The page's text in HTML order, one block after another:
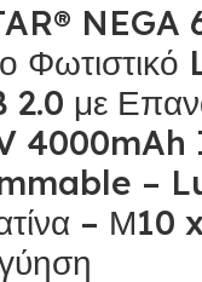
NEGA
2.0 με
4000mAh
–
– Μ10